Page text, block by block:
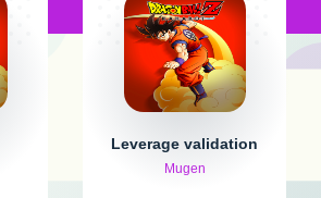
Leverage validation
Mugen